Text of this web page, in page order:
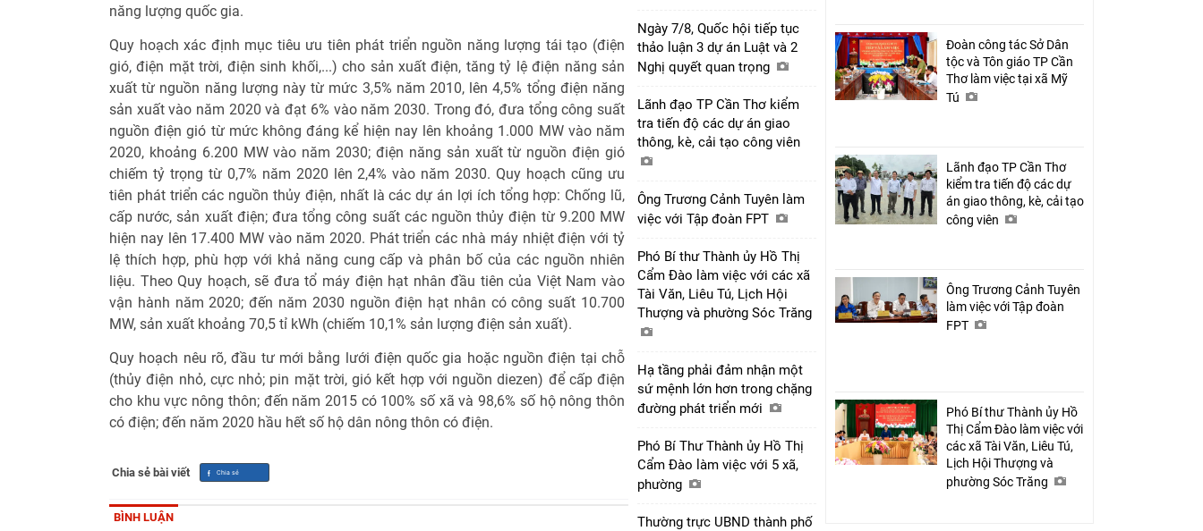
năng lượng quốc gia.
Quy hoạch xác định mục tiêu ưu tiên phát triển nguồn năng lượng tái tạo (điện
gió, điện mặt trời, điện sinh khối,...) cho sản xuất điện, tăng tỷ lệ điện năng sản
xuất từ nguồn năng lượng này từ mức 3,5% năm 2010, lên 4,5% tổng điện năng
sản xuất vào năm 2020 và đạt 6% vào năm 2030. Trong đó, đưa tổng công suất
nguồn điện gió từ mức không đáng kể hiện nay lên khoảng 1.000 MW vào năm
2020, khoảng 6.200 MW vào năm 2030; điện năng sản xuất từ nguồn điện gió
chiếm tỷ trọng từ 0,7% năm 2020 lên 2,4% vào năm 2030. Quy hoạch cũng ưu
tiên phát triển các nguồn thủy điện, nhất là các dự án lợi ích tổng hợp: Chống lũ,
cấp nước, sản xuất điện; đưa tổng công suất các nguồn thủy điện từ 9.200 MW
hiện nay lên 17.400 MW vào năm 2020. Phát triển các nhà máy nhiệt điện với tỷ
lệ thích hợp, phù hợp với khả năng cung cấp và phân bố của các nguồn nhiên
liệu. Theo Quy hoạch, sẽ đưa tổ máy điện hạt nhân đầu tiên của Việt Nam vào
vận hành năm 2020; đến năm 2030 nguồn điện hạt nhân có công suất 10.700
MW, sản xuất khoảng 70,5 tỉ kWh (chiếm 10,1% sản lượng điện sản xuất).
Quy hoạch nêu rõ, đầu tư mới bằng lưới điện quốc gia hoặc nguồn điện tại chỗ
(thủy điện nhỏ, cực nhỏ; pin mặt trời, gió kết hợp với nguồn diezen) để cấp điện
cho khu vực nông thôn; đến năm 2015 có 100% số xã và 98,6% số hộ nông thôn
có điện; đến năm 2020 hầu hết số hộ dân nông thôn có điện.
Chia sẻ bài viết
BÌNH LUẬN
Ngày 7/8, Quốc hội tiếp tục
thảo luận 3 dự án Luật và 2
Nghị quyết quan trọng
Lãnh đạo TP Cần Thơ kiểm
tra tiến độ các dự án giao
thông, kè, cải tạo công viên
Ông Trương Cảnh Tuyên làm
việc với Tập đoàn FPT
Phó Bí thư Thành ủy Hồ Thị
Cẩm Đào làm việc với các xã
Tài Văn, Liêu Tú, Lịch Hội
Thượng và phường Sóc Trăng
Hạ tầng phải đảm nhận một
sứ mệnh lớn hơn trong chặng
đường phát triển mới
Phó Bí Thư Thành ủy Hồ Thị
Cẩm Đào làm việc với 5 xã,
phường
Thường trực UBND thành phố
Đoàn công tác Sở Dân
tộc và Tôn giáo TP Cần
Thơ làm việc tại xã Mỹ
Tú
Lãnh đạo TP Cần Thơ
kiểm tra tiến độ các dự
án giao thông, kè, cải tạo
công viên
Ông Trương Cảnh Tuyên
làm việc với Tập đoàn
FPT
Phó Bí thư Thành ủy Hồ
Thị Cẩm Đào làm việc với
các xã Tài Văn, Liêu Tú,
Lịch Hội Thượng và
phường Sóc Trăng